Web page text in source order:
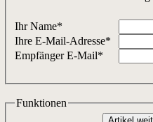
Ihr Name*
Ihre E-Mail-Adresse*
Empfänger E-Mail*
Funktionen